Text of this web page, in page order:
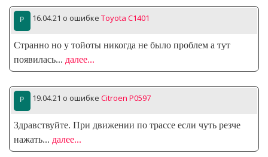
16.04.21 о ошибке Toyota C1401
Странно но у тойоты никогда не было проблем а тут
появилась... далее...
19.04.21 о ошибке Citroen P0597
Здравствуйте. При движении по трассе если чуть резче
нажать... далее...